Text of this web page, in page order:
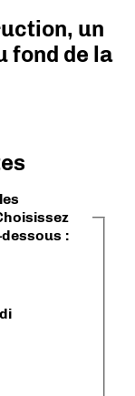
un
fond de la
: